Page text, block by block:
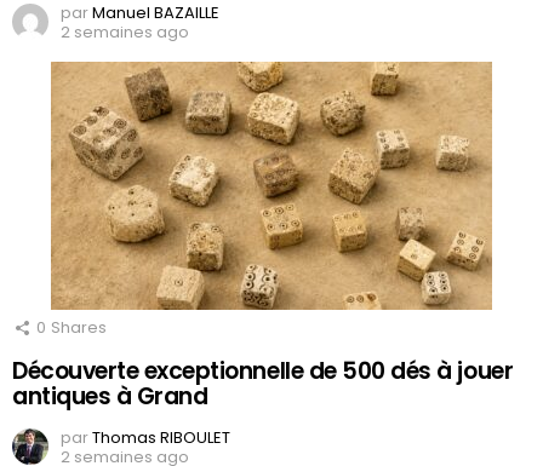
parManuel BAZAILLE
2 semaines ago
0 Shares
Découverte exceptionnelle de 500 dés à jouer
antiques à Grand
parThomas RIBOULET
2 semaines ago